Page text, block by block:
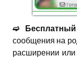
сообщения на
расширении